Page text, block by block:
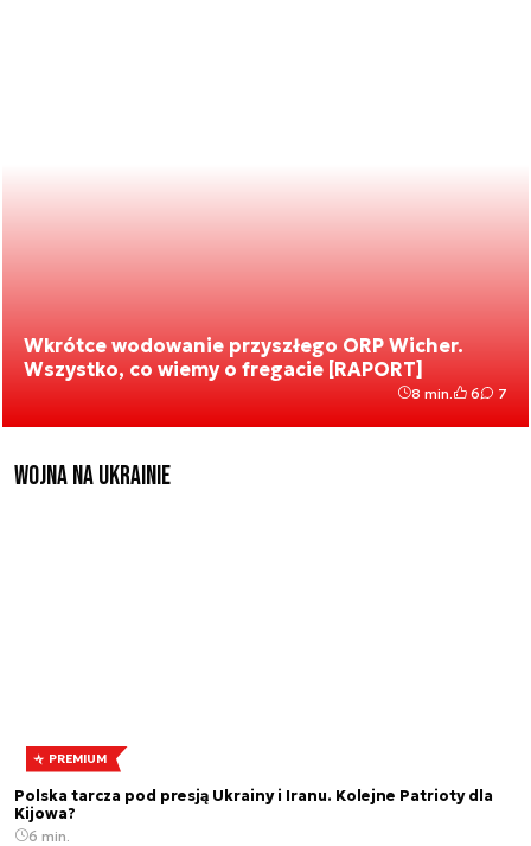
Wkrótce wodowanie przyszłego ORP Wicher.
Wszystko, co wiemy o fregacie [RAPORT]
8 min. 6 7
Wojna na Ukrainie
PREMIUM
Polska tarcza pod presją Ukrainy i Iranu. Kolejne Patrioty dla
Kijowa?
6 min.